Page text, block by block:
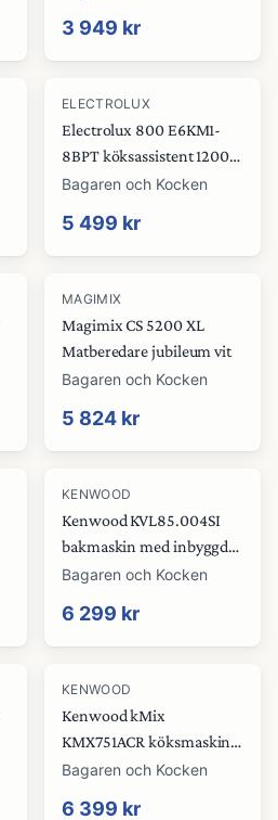
3 949 kr
ELECTROLUX
Electrolux 800 E6KM1-
8BPT köksassistent 1200
watt, svart
Bagaren och Kocken
5 499 kr
MAGIMIX
Magimix CS 5200 XL
Matberedare jubileum vit
Bagaren och Kocken
5 824 kr
KENWOOD
Kenwood KVL85.004SI
bakmaskin med inbyggd
våg
Bagaren och Kocken
6 299 kr
KENWOOD
Kenwood kMix
KMX751ACR köksmaskin
med extra glasskål 5 liter,
Bagaren och Kocken
6 399 kr